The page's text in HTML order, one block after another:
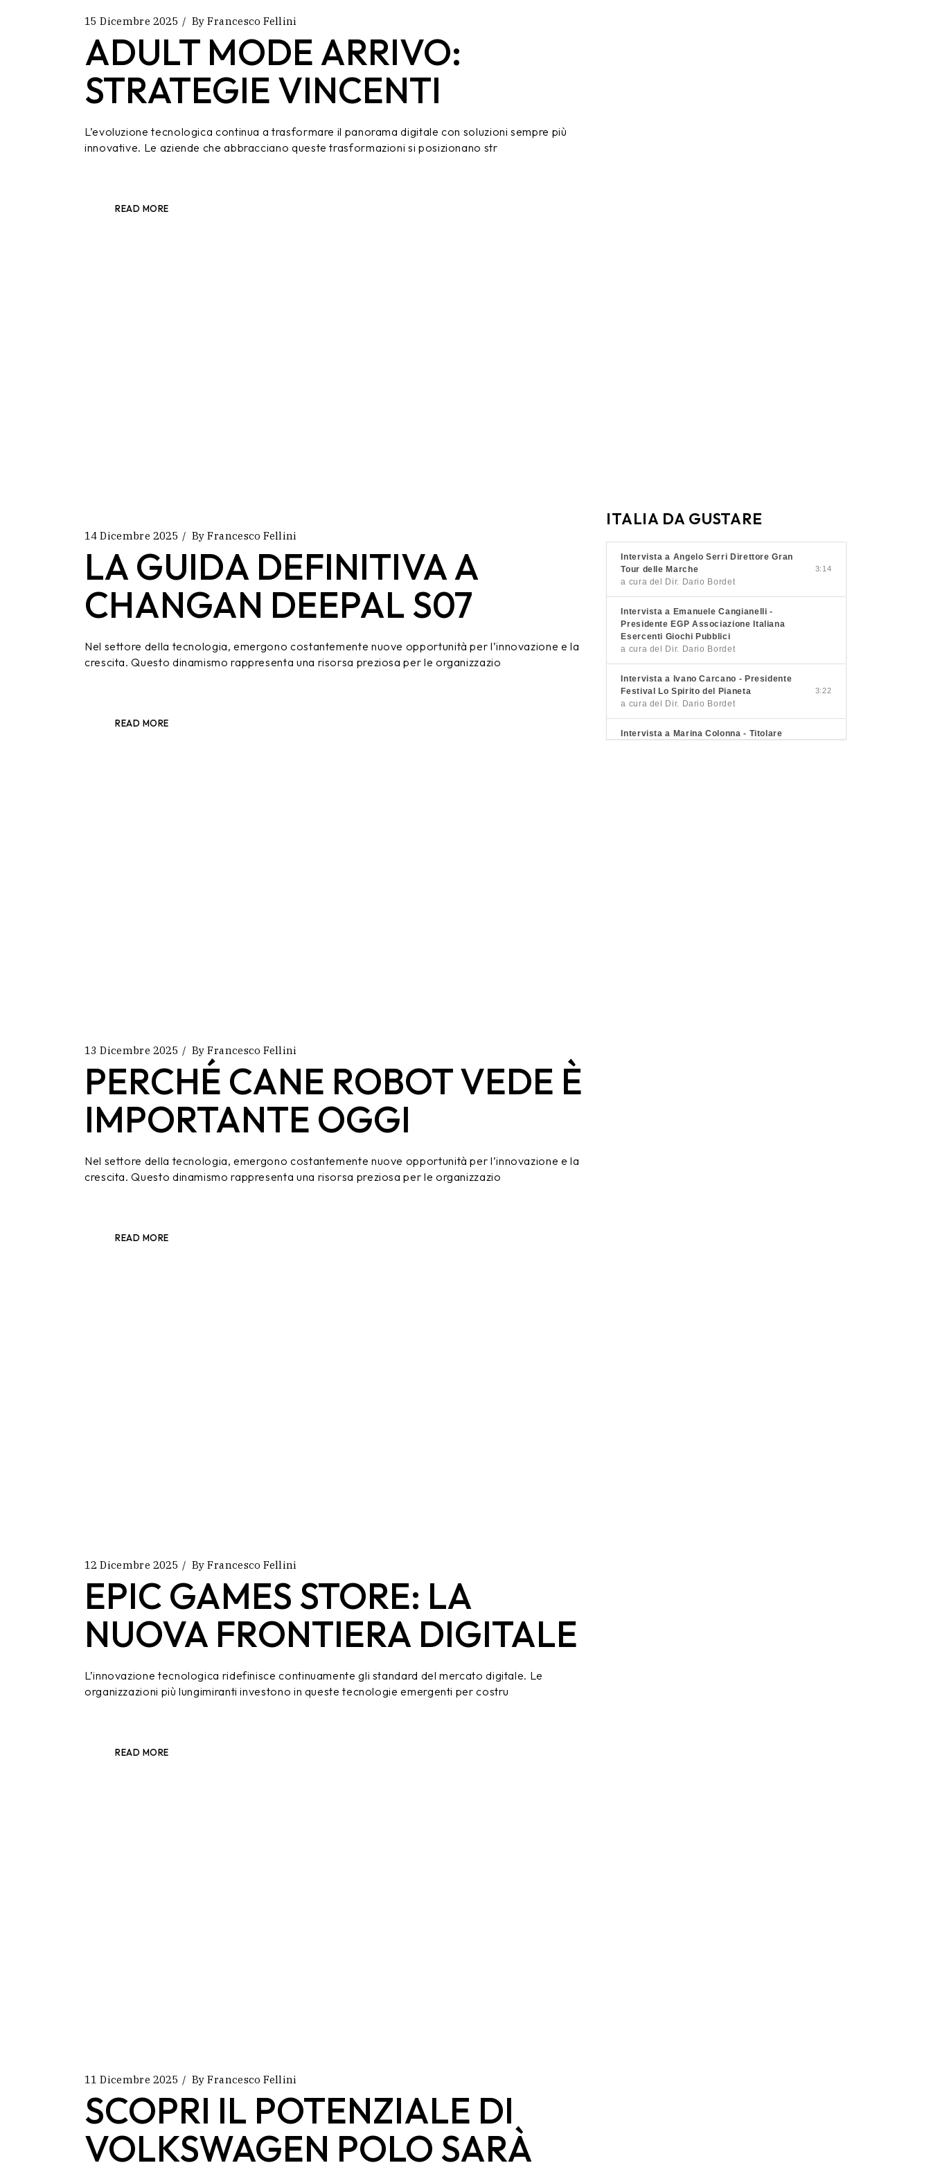
15 Dicembre 2025 By Francesco Fellini
ADULT MODE ARRIVO:
STRATEGIE VINCENTI
L’evoluzione tecnologica continua a trasformare il panorama digitale con soluzioni sempre più
innovative. Le aziende che abbracciano queste trasformazioni si posizionano str
READ MORE
14 Dicembre 2025 By Francesco Fellini
LA GUIDA DEFINITIVA A
CHANGAN DEEPAL S07
Nel settore della tecnologia, emergono costantemente nuove opportunità per l’innovazione e la
crescita. Questo dinamismo rappresenta una risorsa preziosa per le organizzazio
READ MORE
13 Dicembre 2025 By Francesco Fellini
PERCHÉ CANE ROBOT VEDE È
IMPORTANTE OGGI
Nel settore della tecnologia, emergono costantemente nuove opportunità per l’innovazione e la
crescita. Questo dinamismo rappresenta una risorsa preziosa per le organizzazio
READ MORE
12 Dicembre 2025 By Francesco Fellini
EPIC GAMES STORE: LA
NUOVA FRONTIERA DIGITALE
L’innovazione tecnologica ridefinisce continuamente gli standard del mercato digitale. Le
organizzazioni più lungimiranti investono in queste tecnologie emergenti per costru
READ MORE
11 Dicembre 2025 By Francesco Fellini
SCOPRI IL POTENZIALE DI
VOLKSWAGEN POLO SARÀ
ITALIA DA GUSTARE
Intervista a Angelo Serri Direttore Gran
Tour delle Marche
a cura del Dir. Dario Bordet
3:14
Intervista a Emanuele Cangianelli -
Presidente EGP Associazione Italiana
Esercenti Giochi Pubblici
a cura del Dir. Dario Bordet
Intervista a Ivano Carcano - Presidente
Festival Lo Spirito del Pianeta
a cura del Dir. Dario Bordet
3:22
Intervista a Marina Colonna - Titolare